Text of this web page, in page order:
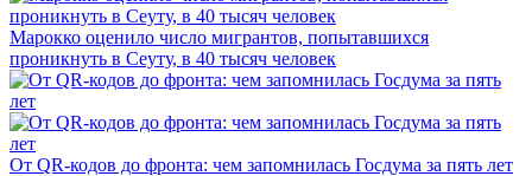
Марокко оценило число мигрантов, попытавшихся
проникнуть в Сеуту, в 40 тысяч человек
От QR-кодов до фронта: чем запомнилась Госдума за пять лет